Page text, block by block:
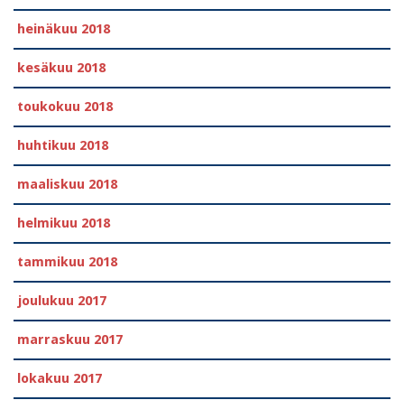
heinäkuu 2018
kesäkuu 2018
toukokuu 2018
huhtikuu 2018
maaliskuu 2018
helmikuu 2018
tammikuu 2018
joulukuu 2017
marraskuu 2017
lokakuu 2017